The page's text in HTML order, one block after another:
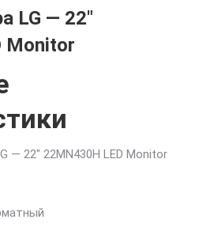
LG — 22″
Monitor
— 22″ 22MN430H LED Monitor